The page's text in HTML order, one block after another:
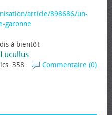
article/898686/un-
garonne
à bientôt
Commentaire (0)
358